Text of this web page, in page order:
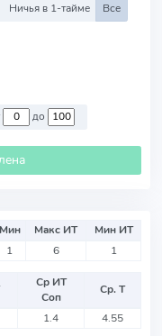
Ничья в 1-тайме Все
от до
Мин Макс ИТ
Мин ИТ
1 6 1
Ср ИТ
Соп
Ср. Т
1.4 4.55